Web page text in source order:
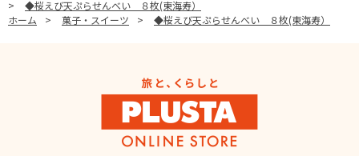
>
◆桜えび天ぷらせんべい ８枚(東海寿）
ホーム
> 菓子・スイーツ > ◆桜えび天ぷらせんべい ８枚(東海寿）